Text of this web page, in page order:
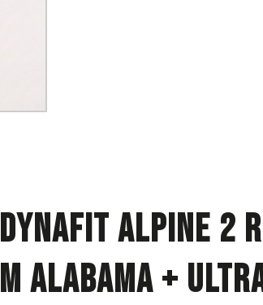
DYNAFIT Alpine
M Alabama +